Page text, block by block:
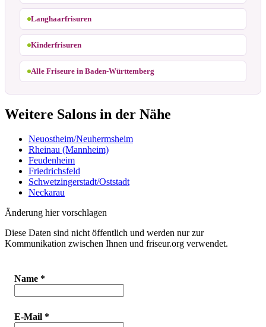
Langhaarfrisuren
Kinderfrisuren
Alle Friseure in Baden-Württemberg
Weitere Salons in der Nähe
Neuostheim/Neuhermsheim
Rheinau (Mannheim)
Feudenheim
Friedrichsfeld
Schwetzingerstadt/Oststadt
Neckarau
Änderung hier vorschlagen
Diese Daten sind nicht öffentlich und werden nur zur
Kommunikation zwischen Ihnen und friseur.org verwendet.
Name *
E-Mail *